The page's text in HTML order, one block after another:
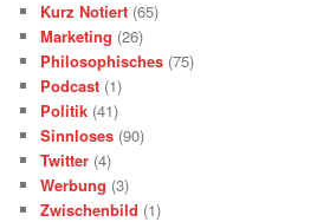
Kurz Notiert (65)
Marketing (26)
Philosophisches (75)
Podcast (1)
Politik (41)
Sinnloses (90)
Twitter (4)
Werbung (3)
Zwischenbild (1)